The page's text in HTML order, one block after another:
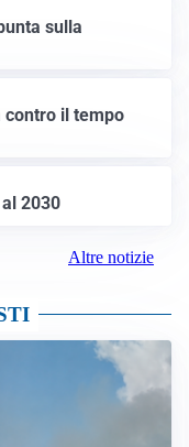
sulla
contro il tempo
2030
Altre notizie